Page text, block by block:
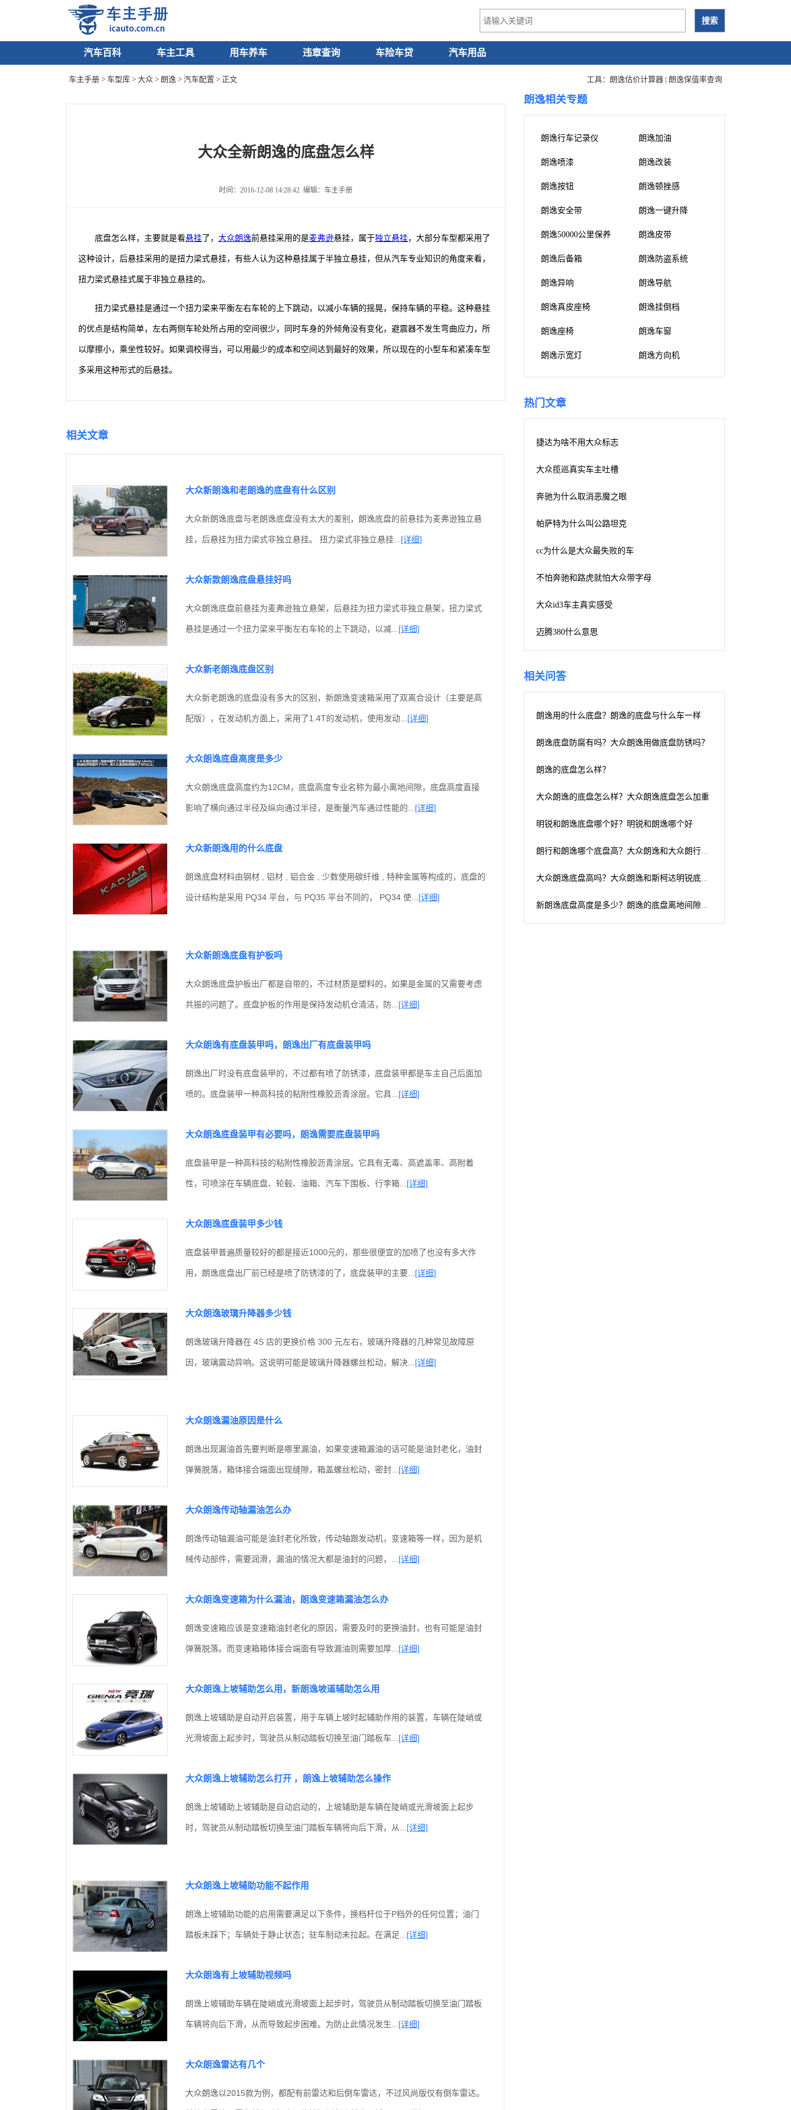
汽车百科 车主工具 用车养车 违章查询 车险车贷 汽车用品
车主手册 > 车型库 > 大众 > 朗逸 > 汽车配置 > 正文 工具： 朗逸估价计算器 | 朗逸保值率查询
大众全新朗逸的底盘怎么样
时间：2016-12-08 14:28:42 编辑：车主手册
底盘怎么样，主要就是看悬挂了， 大众朗逸前悬挂采用的是麦弗逊悬挂，属于独立悬挂，大部分车型都采用了
这种设计，后悬挂采用的是扭力梁式悬挂，有些人认为这种悬挂属于半独立悬挂，但从汽车专业知识的角度来看，
扭力梁式悬挂式属于非独立悬挂的。
扭力梁式悬挂是通过一个扭力梁来平衡左右车轮的上下跳动，以减小车辆的摇晃，保持车辆的平稳。这种悬挂
的优点是结构简单，左右两侧车轮处所占用的空间很少，同时车身的外倾角没有变化，避震器不发生弯曲应力，所
以摩擦小，乘坐性较好。如果调校得当，可以用最少的成本和空间达到最好的效果，所以现在的小型车和紧凑车型
多采用这种形式的后悬挂。
相关文章
大众新朗逸和老朗逸的底盘有什么区别
大众新朗逸底盘与老朗逸底盘没有太大的差别，朗逸底盘的前悬挂为麦弗逊独立悬
挂，后悬挂为扭力梁式非独立悬挂。 扭力梁式非独立悬挂... [详细]
大众新款朗逸底盘悬挂好吗
大众朗逸底盘前悬挂为麦弗逊独立悬架，后悬挂为扭力梁式非独立悬架，扭力梁式
悬挂是通过一个扭力梁来平衡左右车轮的上下跳动，以减... [详细]
大众新老朗逸底盘区别
大众新老朗逸的底盘没有多大的区别，新朗逸变速箱采用了双离合设计（主要是高
配版），在发动机方面上，采用了1.4T的发动机，使用发动... [详细]
大众朗逸底盘高度是多少
大众朗逸底盘高度约为12CM，底盘高度专业名称为最小离地间隙，底盘高度直接
影响了横向通过半径及纵向通过半径，是衡量汽车通过性能的... [详细]
大众新朗逸用的什么底盘
朗逸底盘材料由钢材 , 铝材 , 铝合金 , 少数使用碳纤维 , 特种金属等构成的，底盘的
设计结构是采用 PQ34 平台，与 PQ35 平台不同的， PQ34 使... [详细]
大众新朗逸底盘有护板吗
大众朗逸底盘护板出厂都是自带的，不过材质是塑料的，如果是金属的又需要考虑
共振的问题了。底盘护板的作用是保持发动机仓清洁，防... [详细]
大众朗逸有底盘装甲吗，朗逸出厂有底盘装甲吗
朗逸出厂时没有底盘装甲的，不过都有喷了防锈漆，底盘装甲都是车主自己后面加
喷的。底盘装甲一种高科技的粘附性橡胶沥青涂层。它具... [详细]
大众朗逸底盘装甲有必要吗，朗逸需要底盘装甲吗
底盘装甲是一种高科技的粘附性橡胶沥青涂层。它具有无毒、高遮盖率、高附着
性，可喷涂在车辆底盘、轮毂、油箱、汽车下围板、行李箱... [详细]
大众朗逸底盘装甲多少钱
底盘装甲普遍质量较好的都是接近1000元的，那些很便宜的加喷了也没有多大作
用，朗逸底盘出厂前已经是喷了防锈漆的了，底盘装甲的主要... [详细]
大众朗逸玻璃升降器多少钱
朗逸玻璃升降器在 4S 店的更换价格 300 元左右，玻璃升降器的几种常见故障原
因，玻璃震动异响。这说明可能是玻璃升降器螺丝松动，解决... [详细]
大众朗逸漏油原因是什么
朗逸出现漏油首先要判断是哪里漏油，如果变速箱漏油的话可能是油封老化，油封
弹簧脱落，箱体接合端面出现缝隙，箱盖螺丝松动，密封... [详细]
大众朗逸传动轴漏油怎么办
朗逸传动轴漏油可能是油封老化所致，传动轴跟发动机，变速箱等一样，因为是机
械传动部件，需要润滑，漏油的情况大都是油封的问题，... [详细]
大众朗逸变速箱为什么漏油，朗逸变速箱漏油怎么办
朗逸变速箱应该是变速箱油封老化的原因，需要及时的更换油封，也有可能是油封
弹簧脱落。而变速箱箱体接合端面有导致漏油则需要加厚... [详细]
大众朗逸上坡辅助怎么用，新朗逸坡道辅助怎么用
朗逸上坡辅助是自动开启装置，用于车辆上坡时起辅助作用的装置，车辆在陡峭或
光滑坡面上起步时，驾驶员从制动踏板切换至油门踏板车... [详细]
大众朗逸上坡辅助怎么打开 ，朗逸上坡辅助怎么操作
朗逸上坡辅助上坡辅助是自动启动的，上坡辅助是车辆在陡峭或光滑坡面上起步
时，驾驶员从制动踏板切换至油门踏板车辆将向后下滑，从... [详细]
大众朗逸上坡辅助功能不起作用
朗逸上坡辅助功能的启用需要满足以下条件，换档杆位于P档外的任何位置；油门
踏板未踩下；车辆处于静止状态；驻车制动未拉起。在满足... [详细]
大众朗逸有上坡辅助视频吗
朗逸上坡辅助车辆在陡峭或光滑坡面上起步时，驾驶员从制动踏板切换至油门踏板
车辆将向后下滑，从而导致起步困难。为防止此情况发生... [详细]
大众朗逸雷达有几个
大众朗逸以2015款为例，都配有前雷达和后倒车雷达，不过风尚版仅有倒车雷达。
朗逸相关专题
朗逸行车记录仪 朗逸加油
朗逸喷漆 朗逸改装
朗逸按钮 朗逸顿挫感
朗逸安全带 朗逸一键升降
朗逸50000公里保养 朗逸皮带
朗逸后备箱 朗逸防盗系统
朗逸异响 朗逸导航
朗逸真皮座椅 朗逸挂倒档
朗逸座椅 朗逸车窗
朗逸示宽灯 朗逸方向机
热门文章
捷达为啥不用大众标志
大众揽巡真实车主吐槽
奔驰为什么取消恶魔之眼
帕萨特为什么叫公路坦克
cc为什么是大众最失败的车
不怕奔驰和路虎就怕大众带字母
大众id3车主真实感受
迈腾380什么意思
相关问答
朗逸用的什么底盘？朗逸的底盘与什么车一样
朗逸底盘防腐有吗？大众朗逸用做底盘防锈吗？
朗逸的底盘怎么样？
大众朗逸的底盘怎么样？大众朗逸底盘怎么加重
明锐和朗逸底盘哪个好？明锐和朗逸哪个好
朗行和朗逸哪个底盘高？大众朗逸和大众朗行哪个空间大些
大众朗逸底盘高吗？大众朗逸和斯柯达明锐底盘哪个高
新朗逸底盘高度是多少？朗逸的底盘离地间隙是多少